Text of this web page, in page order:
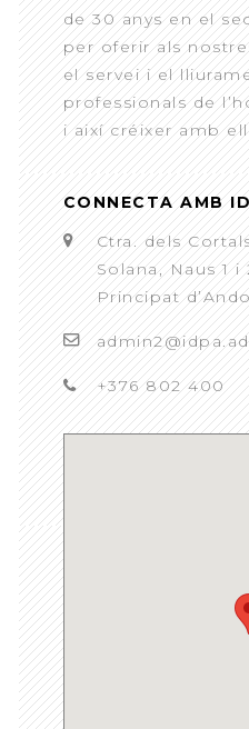
de 30 anys en el
per oferir als
el servei i el
professionals de
i així créixer amb
CONNECTA AMB
Ctra. dels
Solana, Naus 1
Principat
admin2@idpa.ad
+376 802 400